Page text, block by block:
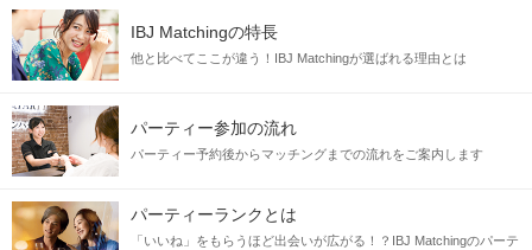
IBJ Matchingの特長
他と比べてここが違う！IBJ Matchingが選ばれる理由とは
パーティー参加の流れ
パーティー予約後からマッチングまでの流れをご案内します
パーティーランクとは
「いいね」をもらうほど出会いが広がる！？IBJ Matchingのパーテ